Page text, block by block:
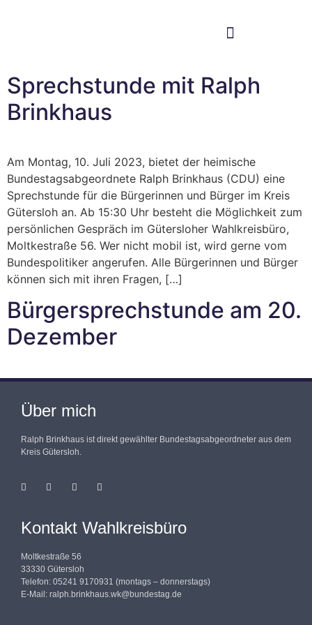
Sprechstunde mit Ralph
Brinkhaus
Am Montag, 10. Juli 2023, bietet der heimische
Bundestagsabgeordnete Ralph Brinkhaus (CDU) eine
Sprechstunde für die Bürgerinnen und Bürger im Kreis
Gütersloh an. Ab 15:30 Uhr besteht die Möglichkeit zum
persönlichen Gespräch im Gütersloher Wahlkreisbüro,
Moltkestraße 56. Wer nicht mobil ist, wird gerne vom
Bundespolitiker angerufen. Alle Bürgerinnen und Bürger
können sich mit ihren Fragen, […]
Bürgersprechstunde am 20.
Dezember
Über mich
Ralph Brinkhaus ist direkt gewählter Bundestagsabgeordneter aus dem
Kreis Gütersloh.
Kontakt Wahlkreisbüro
Moltkestraße 56
33330 Gütersloh
Telefon: 05241 9170931 (montags – donnerstags)
E-Mail: ralph.brinkhaus.wk@bundestag.de